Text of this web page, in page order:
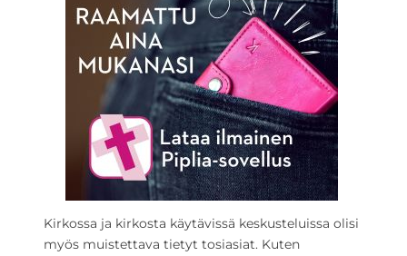
Kirkossa ja kirkosta käytävissä keskusteluissa olisi
myös muistettava tietyt tosiasiat. Kuten